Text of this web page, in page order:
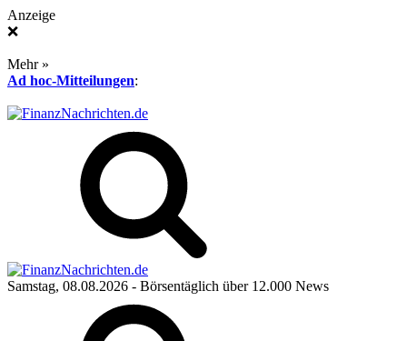
Anzeige
❌
Mehr »
Ad hoc-Mitteilungen:
Samstag, 08.08.2026 - Börsentäglich über 12.000 News